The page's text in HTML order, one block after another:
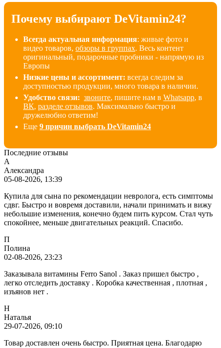
Почему выбирают DeVitamin24?
Всегда актуальная информация: живые фото и
видео товаров, обзоры в группах. Весь контент
оригинальный, подарочные пробники - напрямую из
Европы
Низкие цены и ассортимент: всегда следим за
доступностью продукции, много товара в наличии.
Удобство связи: звоните, пишите нам в Whatsapp, в
ВК, разделе отзывов. Максимально быстро и
дружелюбно ответим!
Еще 9 причин выбрать DeVitamin24
Последние отзывы
А
Александра
05-08-2026, 13:39
Купила для сына по рекомендации невролога, есть симптомы
сдвг. Быстро и вовремя доставили, начали принимать и вижу
небольшие изменения, конечно будем пить курсом. Стал чуть
спокойнее, меньше двигательных реакций. Спасибо.
П
Полина
02-08-2026, 23:23
Заказывала витамины Ferro Sanol . Заказ пришел быстро ,
легко отследить доставку . Коробка качественная , плотная ,
изъянов нет .
Н
Наталья
29-07-2026, 09:10
Товар доставлен очень быстро. Приятная цена. Благодарю